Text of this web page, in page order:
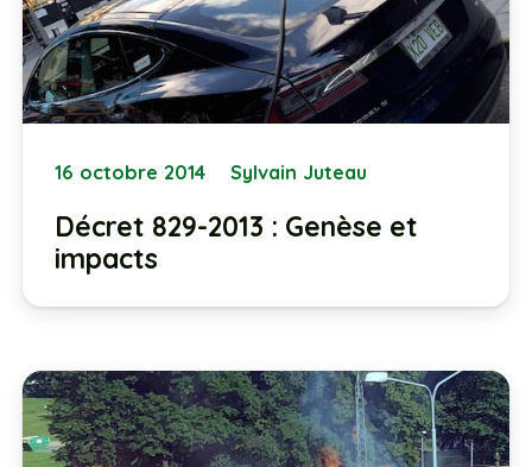
16 octobre 2014 Sylvain Juteau
Décret 829-2013 : Genèse et
impacts